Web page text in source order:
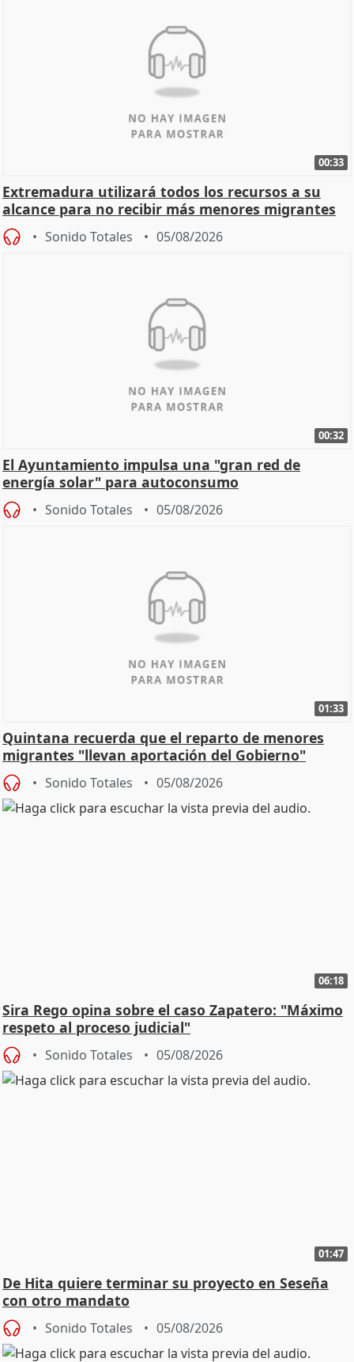
00:33
Extremadura utilizará todos los recursos a su
alcance para no recibir más menores migrantes
Sonido Totales 05/08/2026
00:32
El Ayuntamiento impulsa una "gran red de
energía solar" para autoconsumo
Sonido Totales 05/08/2026
01:33
Quintana recuerda que el reparto de menores
migrantes "llevan aportación del Gobierno"
central
Sonido Totales 05/08/2026
06:18
Sira Rego opina sobre el caso Zapatero: "Máximo
respeto al proceso judicial"
Sonido Totales 05/08/2026
01:47
De Hita quiere terminar su proyecto en Seseña
con otro mandato
Sonido Totales 05/08/2026